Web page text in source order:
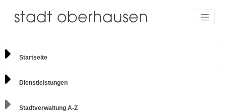
Startseite
Dienstleistungen
Stadtverwaltung A-Z